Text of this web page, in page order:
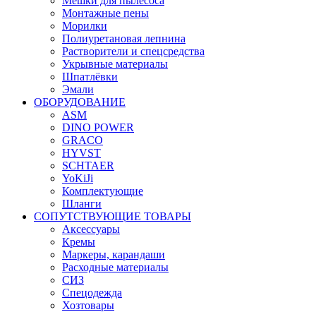
Монтажные пены
Морилки
Полиуретановая лепнина
Растворители и спецсредства
Укрывные материалы
Шпатлёвки
Эмали
ОБОРУДОВАНИЕ
ASM
DINO POWER
GRACO
HYVST
SCHTAER
YoKiJi
Комплектующие
Шланги
СОПУТСТВУЮЩИЕ ТОВАРЫ
Аксессуары
Кремы
Маркеры, карандаши
Расходные материалы
СИЗ
Спецодежда
Хозтовары